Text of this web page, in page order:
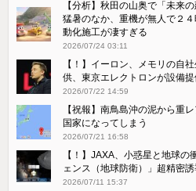
【分析】秋田の山奥で「未来
猛暑のなか、重機が無人で２
動化施工が凄すぎる
2026/07/24 03:11
【！】イーロン、メモリの自
供、東京エレクトロンが設備
2026/07/22 14:59
【祝報】南鳥島沖の泥から重
国家になってしまう
2026/07/21 16:58
【！】JAXA、小惑星と地球
ェンス（地球防衛）」超精密
2026/07/11 15:37